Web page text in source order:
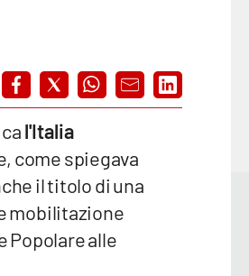
l'Italia
come spiegava
il titolo di una
mobilitazione
Popolare alle